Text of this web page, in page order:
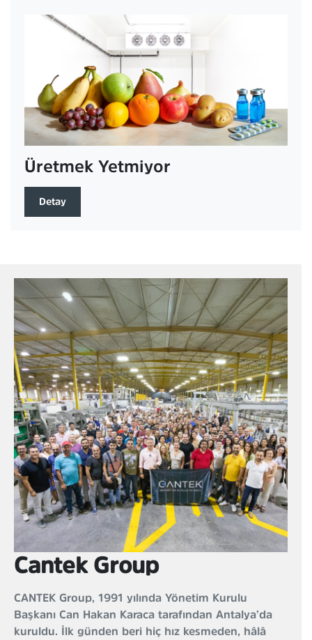
Üretmek Yetmiyor
Detay
Cantek Group
CANTEK Group, 1991 yılında Yönetim Kurulu
Başkanı Can Hakan Karaca tarafından Antalya’da
kuruldu. İlk günden beri hiç hız kesmeden, hâlâ